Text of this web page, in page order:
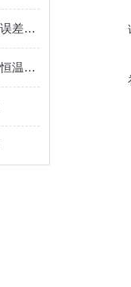
电子试验机测量结果产生的误差的分析和解决办法
台式恒温恒湿试验箱与立式恒温恒湿试验箱的Z根本区别有哪些？